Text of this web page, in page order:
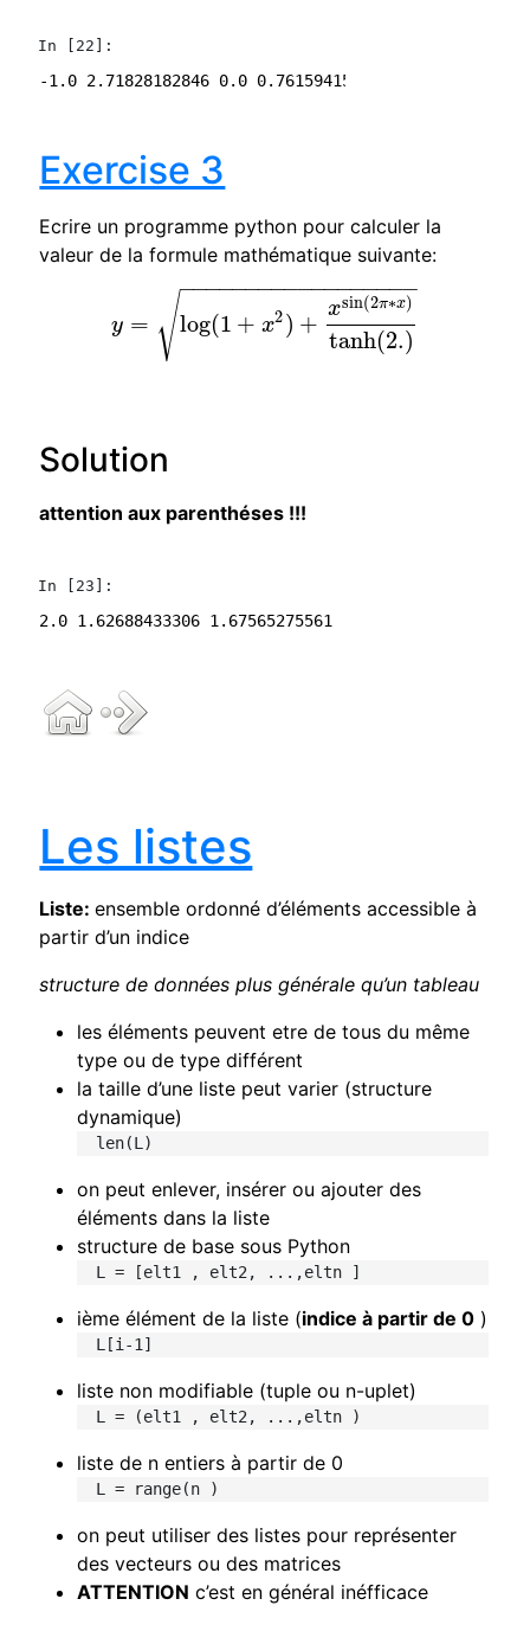
In [22]:
Exercise 3
Ecrire un programme python pour calculer la
valeur de la formule mathématique suivante:
y = log(1 + x2) +
xsin(2π∗x)
tanh(2.)
− −
−−−−−−−−−−−−−−−−
√
y =log( 1+x2)+xsin( 2 π∗ x)tanh(2.)
Solution
attention aux parenthéses !!!
In [23]:
Les listes
Liste:ensemble ordonné d’éléments accessible à
partir d’un indice
structure de données plus générale qu’un tableau
les éléments peuvent etre de tous du même
type ou de type différent
la taille d’une liste peut varier (structure
dynamique)
  len(L)
on peut enlever, insérer ou ajouter des
éléments dans la liste
structure de base sous Python
  L = [elt1 , elt2, ...,eltn ]
ième élément de la liste (indice à partir de 0 )
  L[i-1]
liste non modifiable (tuple ou n-uplet)
  L = (elt1 , elt2, ...,eltn )
liste de n entiers à partir de 0
  L = range(n )
on peut utiliser des listes pour représenter
des vecteurs ou des matrices
ATTENTION c’est en général inéfficace